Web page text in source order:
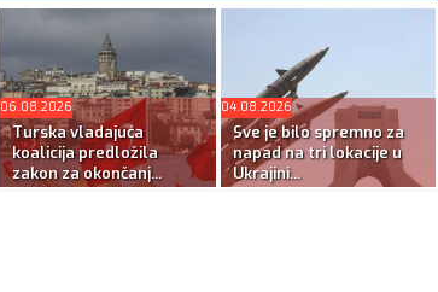
06.08.2026
Turska vladajuća
koalicija predložila
zakon za okončanj...
04.08.2026
Sve je bilo spremno za
napad na tri lokacije u
Ukrajini...